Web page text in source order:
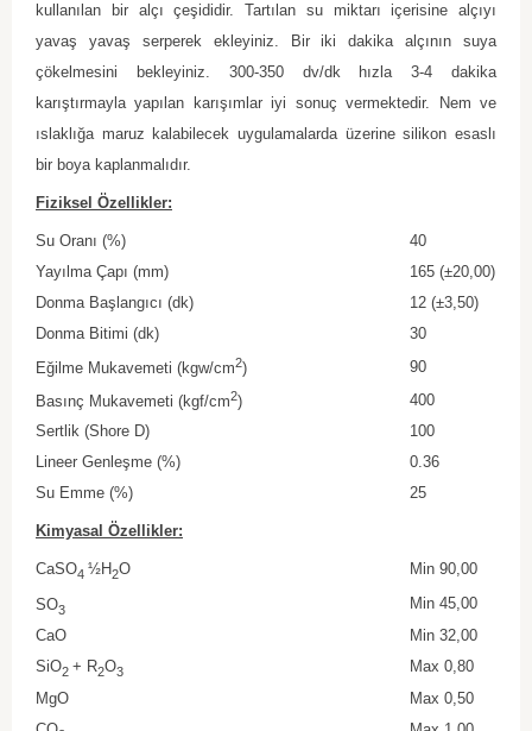
kullanılan bir alçı çeşididir. Tartılan su miktarı içerisine alçıyı
yavaş yavaş serperek ekleyiniz. Bir iki dakika alçının suya
çökelmesini bekleyiniz. 300-350 dv/dk hızla 3-4 dakika
karıştırmayla yapılan karışımlar iyi sonuç vermektedir. Nem ve
ıslaklığa maruz kalabilecek uygulamalarda üzerine silikon esaslı
bir boya kaplanmalıdır.
Fiziksel Özellikler:
Su Oranı (%)
40
Yayılma Çapı (mm)
165 (±20,00)
Donma Başlangıcı (dk)
12 (±3,50)
Donma Bitimi (dk)
30
Eğilme Mukavemeti (kgw/cm2)
90
Basınç Mukavemeti (kgf/cm2)
400
Sertlik (Shore D)
100
Lineer Genleşme (%)
0.36
Su Emme (%)
25
Kimyasal Özellikler:
CaSO4 ½H2O
Min 90,00
SO3
Min 45,00
CaO
Min 32,00
SiO2 + R2O3
Max 0,80
MgO
Max 0,50